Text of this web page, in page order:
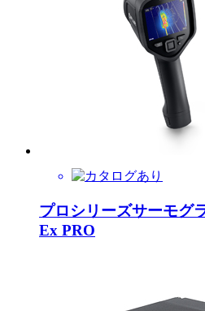
プロシリーズサーモ
Ex PRO